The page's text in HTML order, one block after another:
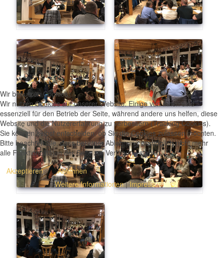
Wir benutzen Cookies
Wir nutzen Cookies auf unserer Website. Einige von ihnen sind
essenziell für den Betrieb der Seite, während andere uns helfen, diese
Website und die Nutzererfahrung zu verbessern (Tracking Cookies).
Sie können selbst entscheiden, ob Sie die Cookies zulassen möchten.
Bitte beachten Sie, dass bei einer Ablehnung womöglich nicht mehr
alle Funktionalitäten der Seite zur Verfügung stehen.
Akzeptieren
Ablehnen
Weitere Informationen|Impressum